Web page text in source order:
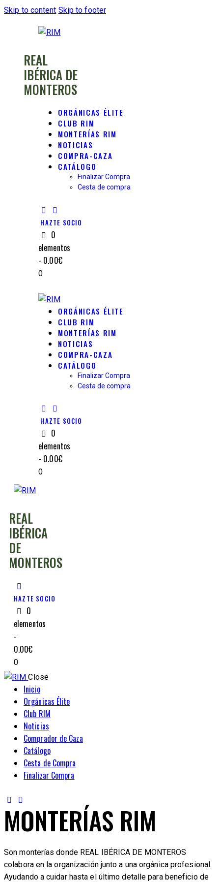
Skip to content Skip to footer
REAL
IBÉRICA DE
MONTEROS
ORGÁNICAS ÉLITE
CLUB RIM
MONTERÍAS RIM
NOTICIAS
COMPRA-CAZA
CATÁLOGO
Finalizar Compra
Cesta de compra
HAZTE SOCIO
0
elementos
- 0.00€
0
ORGÁNICAS ÉLITE
CLUB RIM
MONTERÍAS RIM
NOTICIAS
COMPRA-CAZA
CATÁLOGO
Finalizar Compra
Cesta de compra
HAZTE SOCIO
0
elementos
- 0.00€
0
REAL
IBÉRICA
DE
MONTEROS
HAZTE SOCIO
0
elementos
-
0.00€
0
Close
Inicio
Orgánicas Élite
Club RIM
Noticias
Comprador de Caza
Catálogo
Cesta de Compra
Finalizar Compra
MONTERÍAS RIM
Son monterías donde REAL IBÉRICA DE MONTEROS
colabora en la organización junto a una orgánica profesional.
Ayudando a cuidar hasta el último detalle para beneficio de